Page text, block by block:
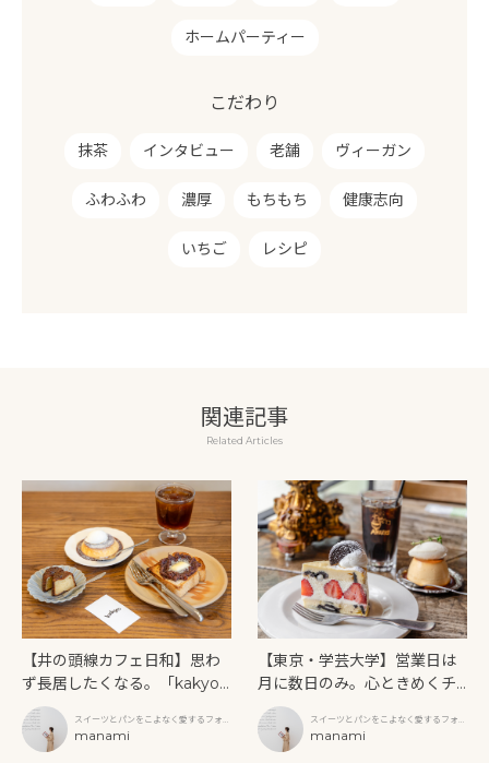
ホームパーティー
こだわり
抹茶 インタビュー 老舗 ヴィーガン
ふわふわ 濃厚 もちもち 健康志向
いちご レシピ
関連記事
Related Articles
【井の頭線カフェ日和】思わ
ず長居したくなる。「kakyo
（カキョウ）」で味わう自家
焙煎コーヒーと手づくりスイ
ーツ
スイーツとパンをこよなく愛するフォト
グラファー
manami
【東京・学芸大学】営業日は
月に数日のみ。心ときめくチ
ーズケーキ専門店「A WORK
S（エーワークス）」
スイーツとパンをこよなく愛するフォト
グラファー
manami